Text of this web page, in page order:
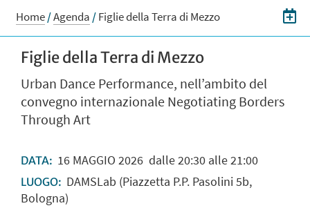
Home/Agenda /Figlie della Terra di Mezzo
Figlie della Terra di Mezzo
Urban Dance Performance, nell’ambito del
convegno internazionale Negotiating Borders
Through Art
DATA: 16MAGGIO 2026dalle 20:30 alle 21:00
LUOGO: DAMSLab (Piazzetta P.P. Pasolini 5b,
Bologna)